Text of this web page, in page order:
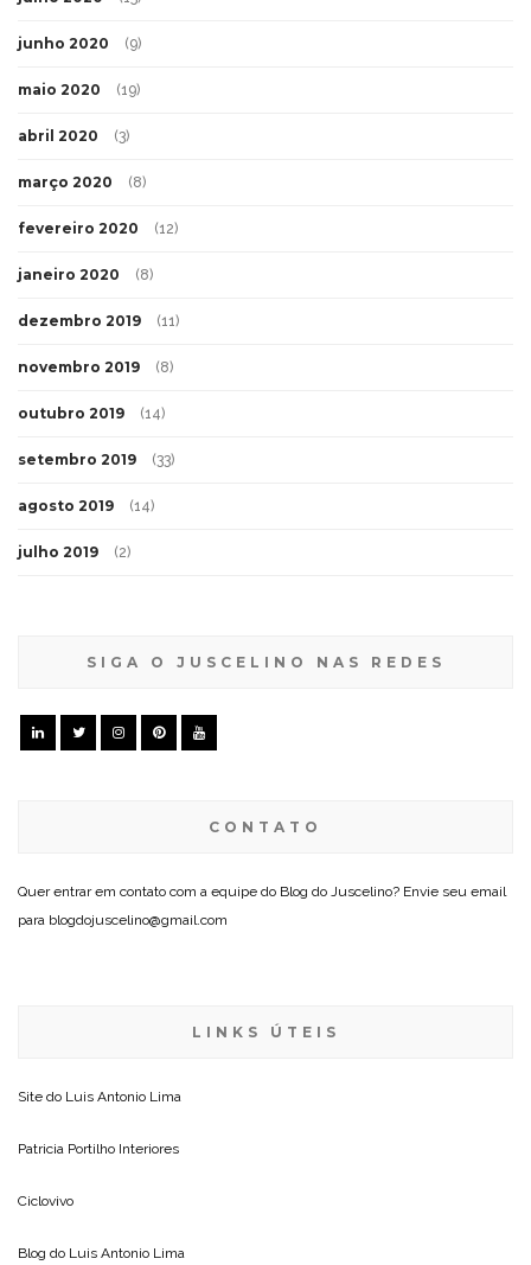
junho 2020 (9)
maio 2020 (19)
abril 2020 (3)
março 2020 (8)
fevereiro 2020 (12)
janeiro 2020 (8)
dezembro 2019 (11)
novembro 2019 (8)
outubro 2019 (14)
setembro 2019 (33)
agosto 2019 (14)
julho 2019 (2)
SIGA O JUSCELINO NAS REDES
CONTATO
Quer entrar em contato com a equipe do Blog do Juscelino? Envie seu email
para blogdojuscelino@gmail.com
LINKS ÚTEIS
Site do Luis Antonio Lima
Patricia Portilho Interiores
Ciclovivo
Blog do Luis Antonio Lima